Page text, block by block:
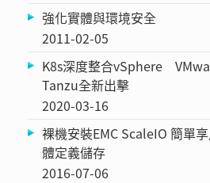
強化實體與環境安全
2011-02-05
K8s深度整合vSphere
Tanzu全新出擊
2020-03-16
裸機安裝EMC ScaleIO 簡單
體定義儲存
2016-07-06